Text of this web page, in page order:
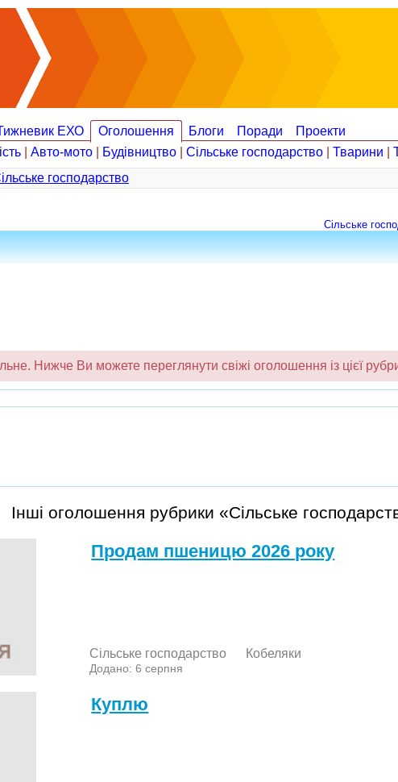
ЕХО Оголошення Блоги Поради
Проекти
Авто-мото Будівництво Сільське господарство Тварини
господарство
Сільське
Нижче Ви можете переглянути свіжі оголошення із цієї
Інші оголошення рубрики «Сільське
Продам пшеницю 2026 року
Сільське господарство Кобеляки
Додано: 6 серпня
Куплю